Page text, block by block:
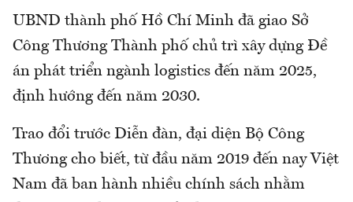
UBND thành phố Hồ Chí Minh đã giao Sở
Công Thương Thành phố chủ trì xây dựng Đề
án phát triển ngành logistics đến năm 2025,
định hướng đến năm 2030.
Trao đổi trước Diễn đàn, đại diện Bộ Công
Thương cho biết, từ đầu năm 2019 đến nay Việt
Nam đã ban hành nhiều chính sách nhằm